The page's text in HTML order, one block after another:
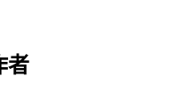
者